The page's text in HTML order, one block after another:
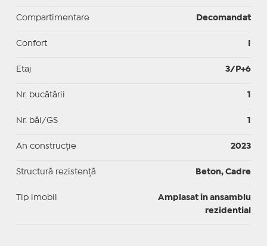
Compartimentare Decomandat
Confort
Etaj 3/P+6
Nr. bucătării 1
Nr. băi/GS 1
An construcție 2023
Structură rezistență Beton, Cadre
Tip imobil
Amplasat in ansamblu
rezidential